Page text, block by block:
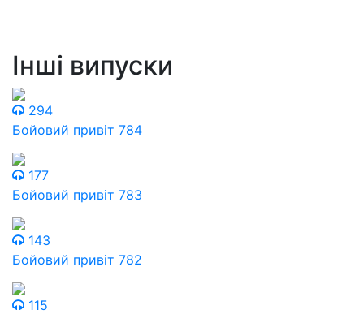
Інші випуски
294
Бойовий привіт 784
177
Бойовий привіт 783
143
Бойовий привіт 782
115